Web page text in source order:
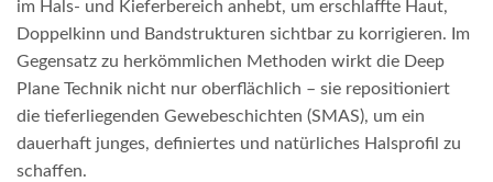
im Hals- und Kieferbereich anhebt, um erschlaffte Haut,
Doppelkinn und Bandstrukturen sichtbar zu korrigieren. Im
Gegensatz zu herkömmlichen Methoden wirkt die Deep
Plane Technik nicht nur oberflächlich – sie repositioniert
die tieferliegenden Gewebeschichten (SMAS), um ein
dauerhaft junges, definiertes und natürliches Halsprofil zu
schaffen.